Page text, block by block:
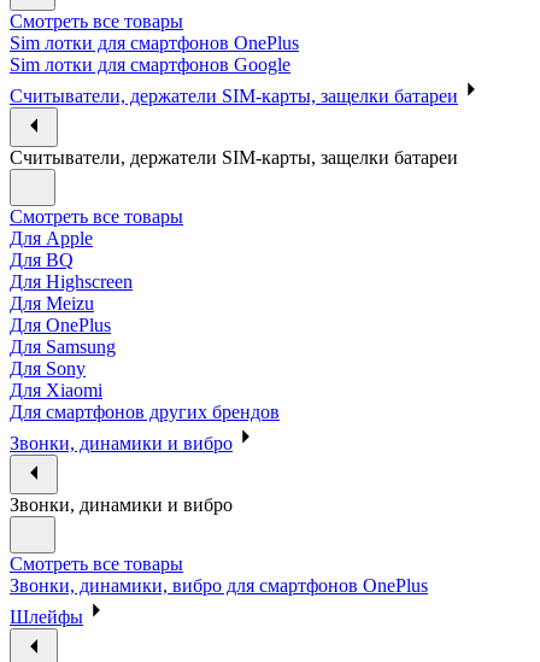
Смотреть все товары
Sim лотки для смартфонов OnePlus
Sim лотки для смартфонов Google
Считыватели, держатели SIM-карты, защелки батареи
Считыватели, держатели SIM-карты, защелки батареи
Смотреть все товары
Для Apple
Для BQ
Для Highscreen
Для Meizu
Для OnePlus
Для Samsung
Для Sony
Для Xiaomi
Для смартфонов других брендов
Звонки, динамики и вибро
Звонки, динамики и вибро
Смотреть все товары
Звонки, динамики, вибро для смартфонов OnePlus
Шлейфы